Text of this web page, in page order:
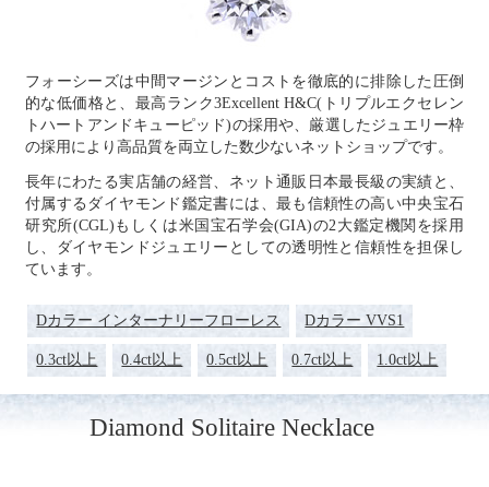
フォーシーズは中間マージンとコストを徹底的に排除した圧倒
的な低価格と、最高ランク3Excellent H&C(トリプルエクセレン
トハートアンドキューピッド)の採用や、厳選したジュエリー枠
の採用により高品質を両立した数少ないネットショップです。
長年にわたる実店舗の経営、 ネット通販日本最長級の実績と、
付属するダイヤモンド鑑定書には、最も信頼性の高い中央宝石
研究所(CGL)もしくは米国宝石学会(GIA)の2大鑑定機関を採用
し、ダイヤモンドジュエリーとしての透明性と信頼性を担保し
ています。
Dカラー インターナリーフローレス Dカラー VVS1
0.3ct以上 0.4ct以上 0.5ct以上 0.7ct以上 1.0ct以上
Diamond Solitaire Necklace